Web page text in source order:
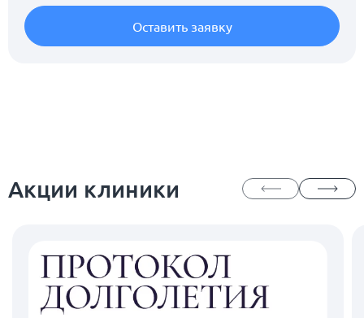
Оставить заявку
Акции клиники